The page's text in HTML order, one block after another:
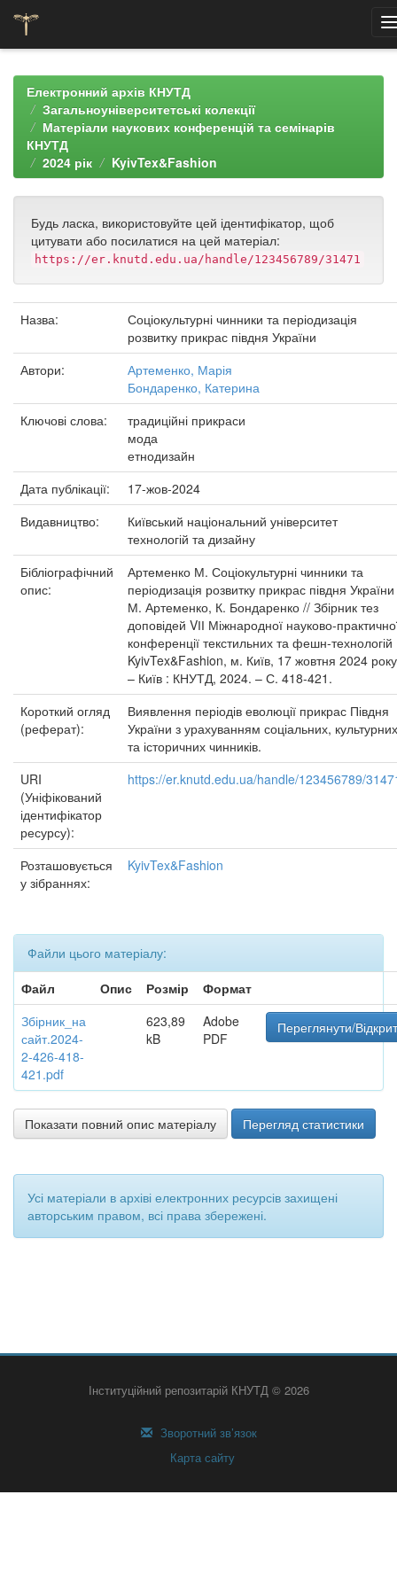
navigationЕлектронний архів КНУТД
Загальноуніверситетські колекції
Матеріали наукових конференцій та семінарів
КНУТД
2024 рік
KyivTex&Fashion
Будь ласка, використовуйте цей ідентифікатор, щоб
цитувати або посилатися на цей матеріал:
https://er.knutd.edu.ua/handle/123456789/31471
Назва:
Соціокультурні чинники та періодизація
розвитку прикрас півдня України
Автори:
Артеменко, Марія
Бондаренко, Катерина
Ключові слова:
традиційні прикраси
мода
етнодизайн
Дата публікації:
17-жов-2024
Видавництво:
Київський національний університет
технологій та дизайну
Бібліографічний
опис:
Артеменко М. Соціокультурні чинники та
періодизація розвитку прикрас півдня
М. Артеменко, К. Бондаренко // Збірник тез
доповідей VІІ Міжнародної науково-
конференції текстильних та фешн-технологій
KyivTex&Fashion, м. Київ, 17 жовтня 2024
– Київ : КНУТД, 2024. – С. 418-421.
Короткий огляд
(реферат):
Виявлення періодів еволюції прикрас Півдня
України з урахуванням соціальних, культурних
та історичних чинників.
URI
(Уніфікований
ідентифікатор
ресурсу):
https://er.knutd.edu.ua/handle/123456789/
Розташовується
у зібраннях:
KyivTex&Fashion
Файли цього матеріалу:
Файл
Опис Розмір
Формат
Збірник_на
сайт.2024-
2-426-418-
421.pdf
623,89
kB
Adobe
PDF
Переглянути/
Показати повний опис матеріалу Перегляд статистики
Усі матеріали в архіві електронних ресурсів захищені
авторським правом, всі права збережені.
Інституційний репозитарій КНУТД © 2026
Зворотний зв’язок
Карта сайту